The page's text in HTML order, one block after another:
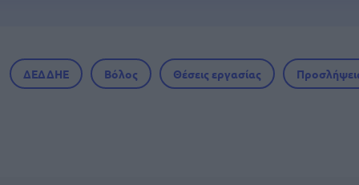
ΔΕΔΔΗΕ Βόλος Θέσεις εργασίας